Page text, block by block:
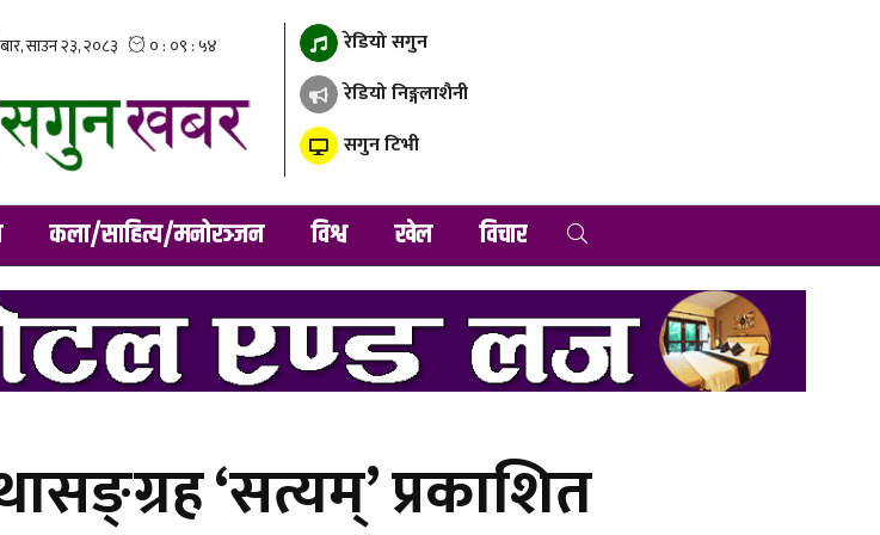
रेडियो सगुन
रेडियो निङ्गलाशैनी
सगुन टिभी
कला/साहित्य/मनोरञ्जन विश्व खेल विचार
‘सत्यम्’ प्रकाशित